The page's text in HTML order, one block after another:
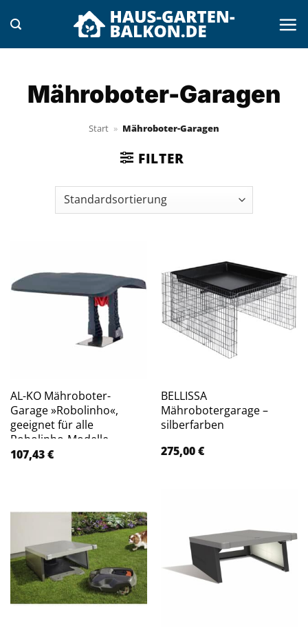
Inhalt
springen
Mähroboter-Garagen
Start » Mähroboter-Garagen
FILTER
AL-KO Mähroboter-
Garage »Robolinho«,
geeignet für alle
Robolinho-Modelle –
schwarz
107,43€
BELLISSA
Mährobotergarage –
silberfarben
275,00€